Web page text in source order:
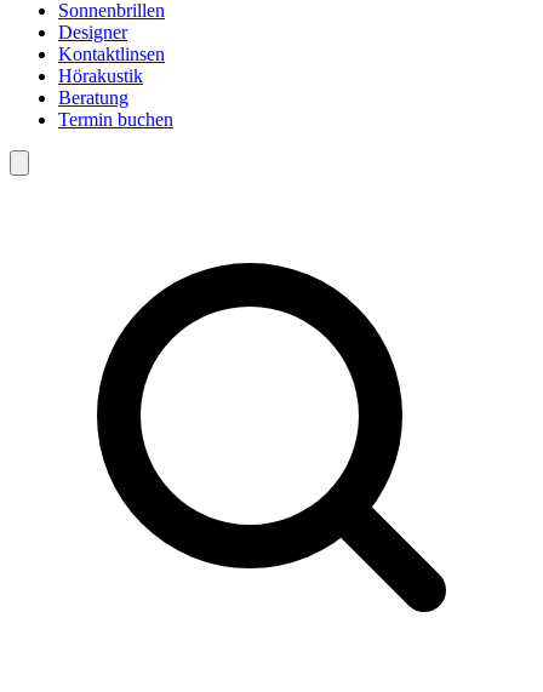
Sonnenbrillen
Designer
Kontaktlinsen
Hörakustik
Beratung
Termin buchen